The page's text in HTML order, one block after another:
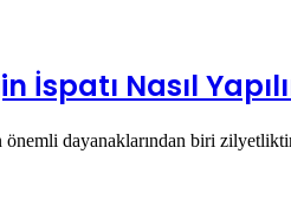
Nasıl
önemli dayanaklarından biri